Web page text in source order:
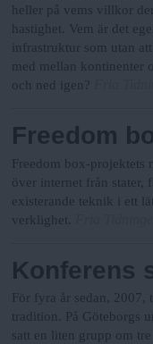
heller på vems villkor
hastighet. Vem är det
infrastruktur som utan
med mellan kontinenter
och ned igen?
Freedom
Freedom box-projektets
över internet från stater,
existerande teknik i ett
verklighet.
Konferens
För fyra år sedan, 2007,
tradition. På Göteborgs
satt en liten grupp om